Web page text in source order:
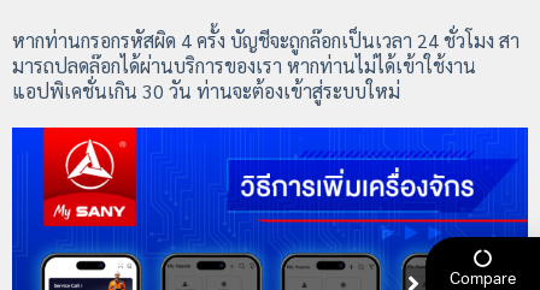
หากท่านกรอกรหัสผิด 4 ครั้ง บัญชีจะถูกล๊อกเป็นเวลา 24 ชั่วโมง สา
มารถปลดล๊อกได้ผ่านบริการของเรา หากท่านไม่ได้เข้าใช้งาน
แอปพิเคชั่นเกิน 30 วัน ท่านจะต้องเข้าสู่ระบบใหม่
Compare